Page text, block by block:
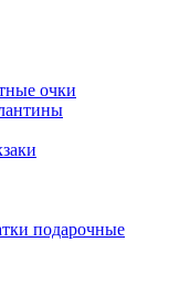
очки
подарочные